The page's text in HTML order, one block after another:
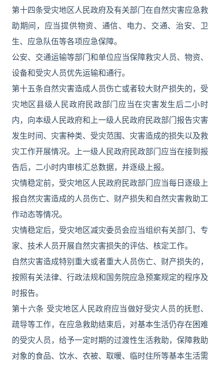
第十四条受灾地区人民政府及有关部门在自然灾害应急救
助期间，应当提供物资、通信、电力、交通、治安、卫
生、应急队伍等各项应急保障。
公安、交通运输等部门和单位应当保障救灾人员、物资、
设备和受灾人员优先运输和通行。
第十五条自然灾害造成人员伤亡或者较大财产损失的，受
灾地区县级人民政府民政部门应当在灾害发生后二小时
内，向本级人民政府和上一级人民政府民政部门报告灾害
发生时间、灾害种类、受灾范围、灾害造成的损失以及救
灾工作开展情况。上一级人民政府民政部门应当在接到报
告后，二小时内审核汇总数据，并逐级上报。
灾情稳定前，受灾地区人民政府民政部门应当每日逐级上
报自然灾害造成的人员伤亡、财产损失和自然灾害救助工
作动态等情况。
灾情稳定后，受灾地区减灾委员会应当组织有关部门、专
家、技术人员开展自然灾害损失的评估、核定工作。
自然灾害造成特别重大或者重大人员伤亡、财产损失的，
按照有关法律、行政法规和国务院应急预案规定的程序及
时报告。
第十六条 受灾地区人民政府应当做好受灾人员的抚慰、
疏导等工作，在应急救助结束后，对基本生活仍存在困难
的受灾人员，给予一定时期的过渡性生活救助，保障救助
对象的食品、饮水、衣被、取暖、临时住所等基本生活需